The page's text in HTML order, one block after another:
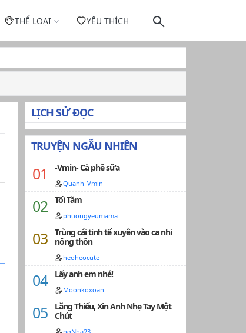
THỂ LOẠI YÊU THÍCH
LỊCH SỬ ĐỌC
TRUYỆN NGẪU NHIÊN
-Vmin- Cà phê sữa
Quanh_Vmin
Tối Tăm
phuongyeumama
Trùng cái tinh tế xuyên vào ca nhi
nông thôn
heoheocute
Lấy anh em nhé!
Moonkoxoan
Lăng Thiếu, Xin Anh Nhẹ Tay Một
Chút